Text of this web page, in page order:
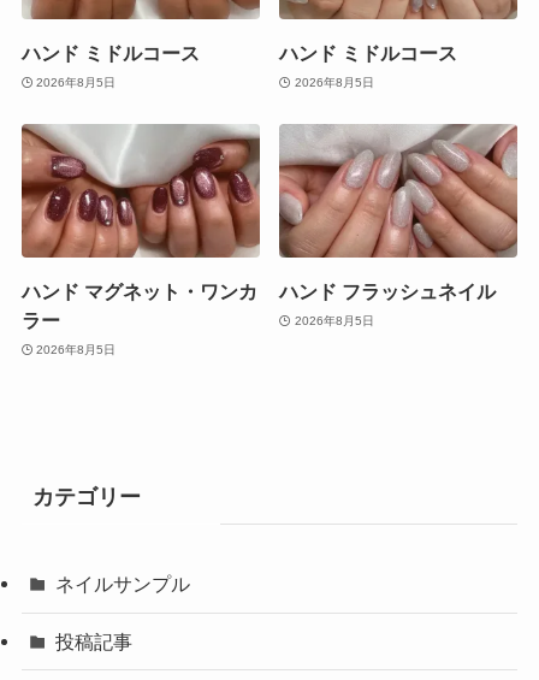
ハンド ミドルコース
2026年8月5日
ハンド ミドルコース
2026年8月5日
ハンド マグネット・ワンカ
ラー
2026年8月5日
ハンド フラッシュネイル
2026年8月5日
カテゴリー
ネイルサンプル
投稿記事